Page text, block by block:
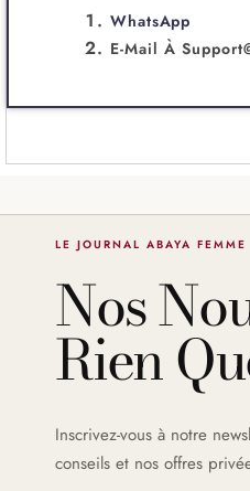
WhatsApp
E-Mail À
LE JOURNAL ABAYA FEMME
Nos
Rien
Inscrivez-vous à notre
conseils et nos offres